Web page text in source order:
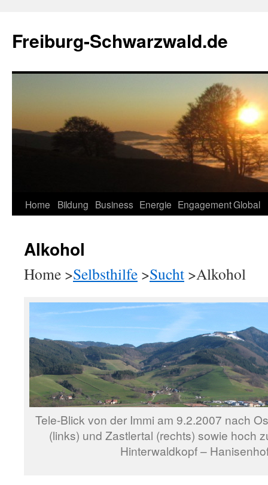
springen
Freiburg-Schwarzwald.de
Home Bildung Business Energie EngagementGlobal
Alkohol
Home >Selbsthilfe >Sucht >Alkohol
Tele-Blick von der Immi am 9.2.2007 nach
(links) und Zastlertal (rechts) sowie hoch
Hinterwaldkopf –